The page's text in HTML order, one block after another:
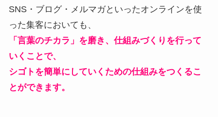
SNS・ブログ・メルマガといったオンラインを使
った集客においても、
「言葉のチカラ」を磨き、仕組みづくりを行って
いくことで、
シゴトを簡単にしていくための仕組みをつくるこ
とができます。